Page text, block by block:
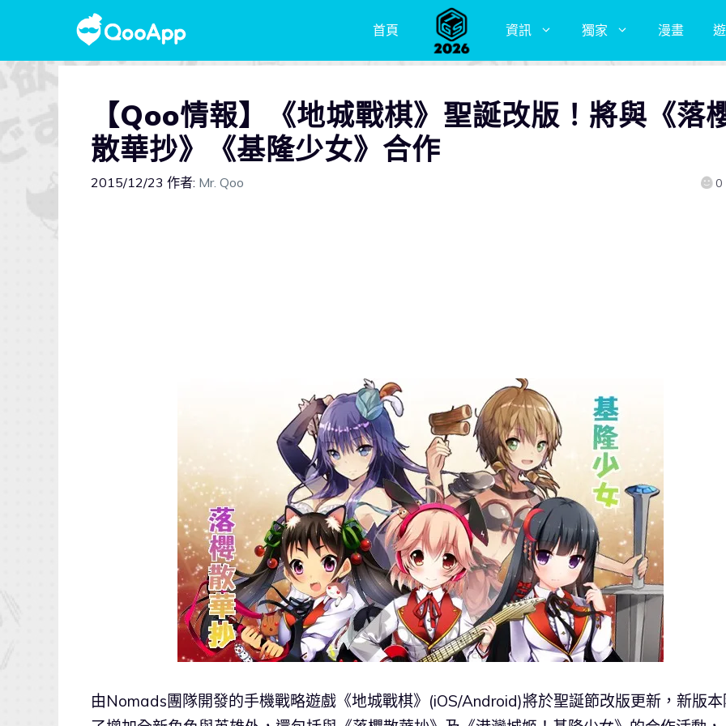
首頁 資訊 獨家 漫畫
【Qoo情報】《地城戰棋》聖誕改版！將與《落
散華抄》《基隆少女》合作
2015/12/23 作者: Mr. Qoo 0
由Nomads團隊開發的手機戰略遊戲《地城戰棋》(iOS/Android)將於聖誕節改版更新，新版